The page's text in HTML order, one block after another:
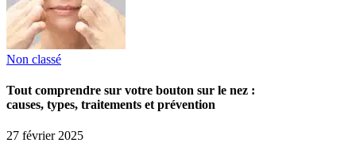
Non classé
Tout comprendre sur votre bouton sur le nez :
causes, types, traitements et prévention
27 février 2025